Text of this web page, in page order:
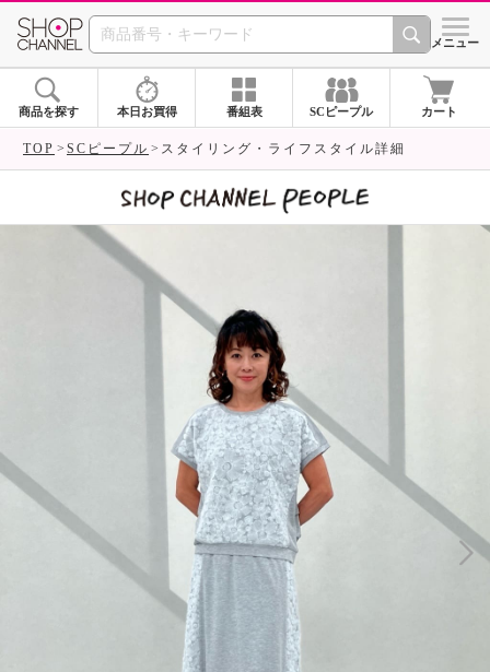
SHOP CHANNEL シメニュー
商品を探す 本日お買得 番組表 SCピープル カート
TOP SCピープル スタイリング・ライフスタイル詳細